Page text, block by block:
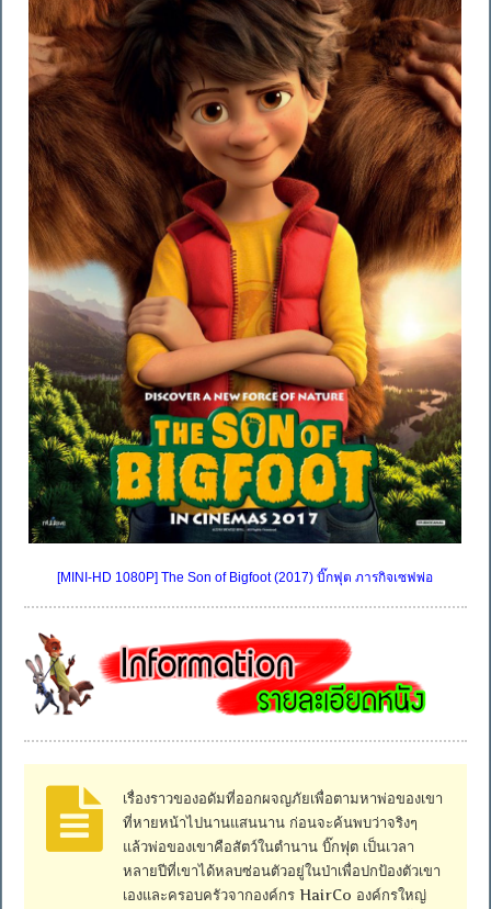
[MINI-HD 1080P] The Son of Bigfoot (2017) บิ๊กฟุต ภารกิจเซฟพ่อ
เรื่องราวของอดัมที่ออกผจญภัยเพื่อตามหาพ่อของเขา
ที่หายหน้าไปนานแสนนาน ก่อนจะค้นพบว่าจริงๆ
แล้วพ่อของเขาคือสัตว์ในตำนาน บิ๊กฟุต เป็นเวลา
หลายปีที่เขาได้หลบซ่อนตัวอยู่ในป่าเพื่อปกป้องตัวเขา
เองและครอบครัวจากองค์กร HairCo องค์กรใหญ่